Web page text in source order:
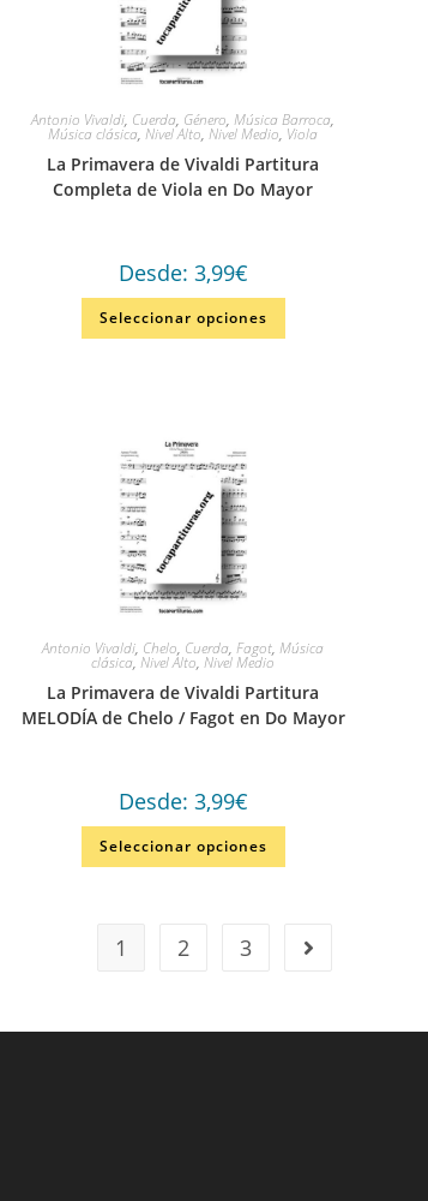
Antonio Vivaldi, Cuerda, Género,Música Barroca,
Música clásica,Nivel Alto,Nivel Medio, Viola
La Primavera de Vivaldi Partitura
Completa de Viola en Do Mayor
Desde: 3,99€
Seleccionar opciones
Antonio Vivaldi, Chelo, Cuerda,Fagot,Música
clásica,Nivel Alto,Nivel Medio
La Primavera de Vivaldi Partitura
MELODÍA de Chelo / Fagot en Do Mayor
Desde: 3,99€
Seleccionar opciones
1 2 3